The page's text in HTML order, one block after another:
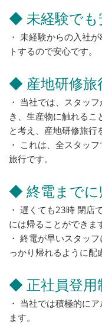
◆ 未経験でも
・ 未経験からの入社
トするので安心です。
◆ 産地研修旅
・ 当社では、スタッ
き、生産物に触れるこ
と考え、産地研修旅行
・ これは、全スタッ
旅行です。
◆ 終電までに
・ 遅くても23時 閉店
には帰ることができま
・ 終電が早いスタッ
っかり帰れるように配
◆ 正社員登用
・ 当社では積極的に
ます。